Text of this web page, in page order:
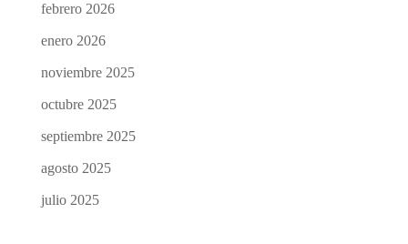
febrero 2026
enero 2026
noviembre 2025
octubre 2025
septiembre 2025
agosto 2025
julio 2025